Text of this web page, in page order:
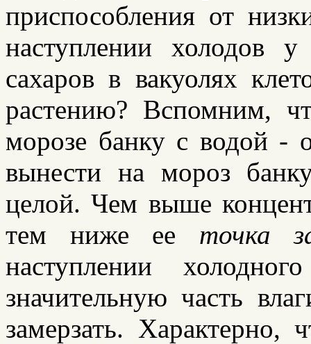
приспособления от
наступлении холодов
сахаров в вакуолях
растению? Вспомним,
морозе банку с водой -
вынести на мороз
целой. Чем выше
тем ниже ее точка
наступлении
значительную часть
замерзать. Характерно,